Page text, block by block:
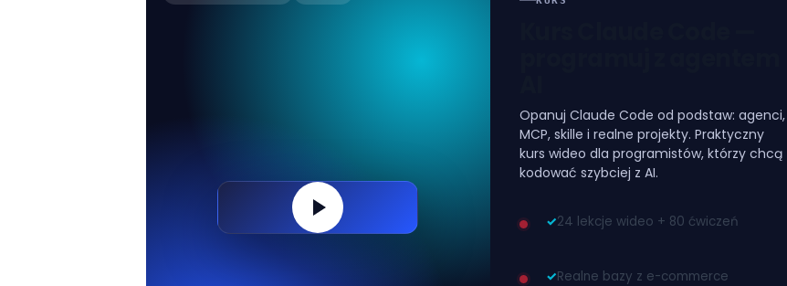
Opanuj Claude Code od podstaw: agenci,
MCP, skille i realne projekty. Praktyczny
kurs wideo dla programistów, którzy chcą
kodować szybciej z AI.
✓24 lekcje wideo + 80 ćwiczeń
✓Realne bazy z e-commerce